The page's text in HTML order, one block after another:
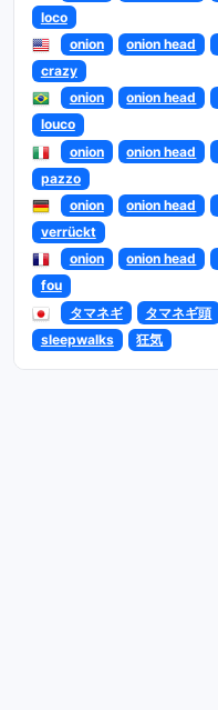
loco
onion
onion head
crazy
onion
onion head
louco
onion
onion head
pazzo
onion
onion head
verrückt
onion
onion head
fou
タマネギ
タマネギ頭
sleepwalks
狂気